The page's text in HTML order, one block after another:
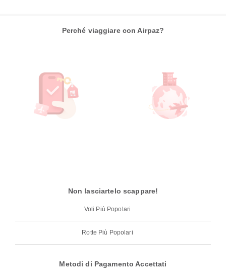
Perché viaggiare con Airpaz?
Non lasciartelo scappare!
Voli Più Popolari
Rotte Più Popolari
Metodi di Pagamento Accettati